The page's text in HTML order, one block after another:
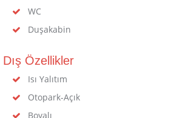
WC
Duşakabin
Dış Özellikler
Isı Yalıtım
Otopark-Açık
Boyalı